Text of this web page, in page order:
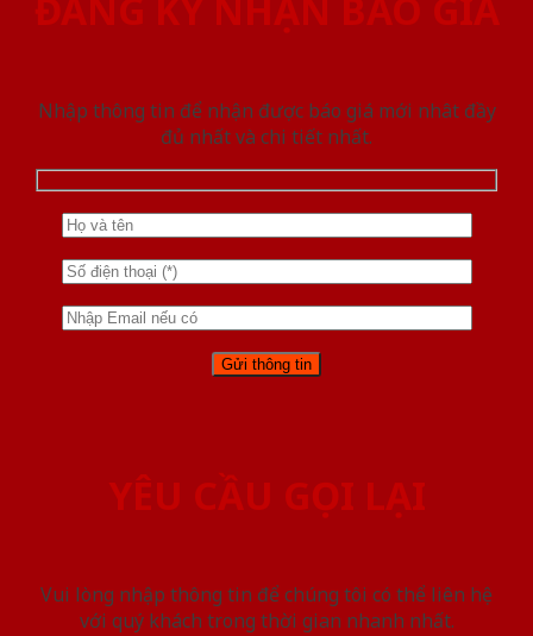
ĐĂNG KÝ NHẬN BÁO GIÁ
Nhập thông tin để nhận được báo giá mới nhât đầy
đủ nhất và chi tiết nhất.
YÊU CẦU GỌI LẠI
Vui lòng nhập thông tin để chúng tôi có thể liên hệ
với quý khách trong thời gian nhanh nhất.